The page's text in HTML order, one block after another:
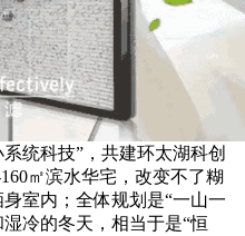
统科技”，共建环太湖科创
㎡滨水华宅，改变不了糊
室内；全体规划是“一山一
冷的冬天，相当于是“恒